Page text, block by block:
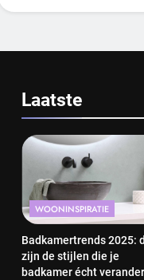
Laatste
WOONINSPIRATIE
Badkamertrends 2025:
zijn de stijlen die je
badkamer écht